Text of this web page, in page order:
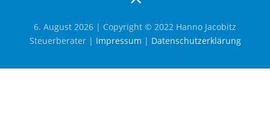
6. August 2026 | Copyright © 2022 Hanno Jacobitz
Steuerberater | Impressum | Datenschutzerklärung